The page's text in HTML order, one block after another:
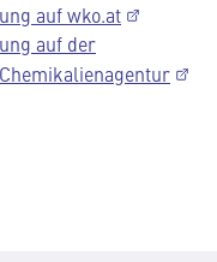
auf wko.at
auf der